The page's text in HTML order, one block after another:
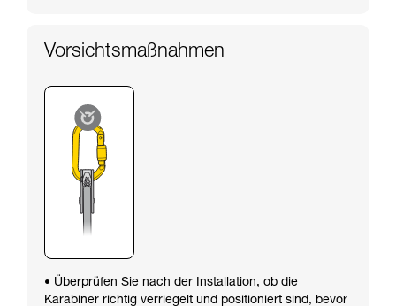
Vorsichtsmaßnahmen
• Überprüfen Sie nach der Installation, ob die
Karabiner richtig verriegelt und positioniert sind, bevor